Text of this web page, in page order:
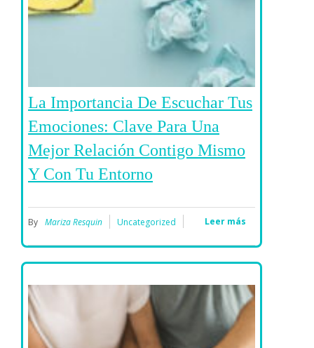
La Importancia De Escuchar Tus
Emociones: Clave Para Una
Mejor Relación Contigo Mismo
Y Con Tu Entorno
By Mariza Resquin Uncategorized Leer más